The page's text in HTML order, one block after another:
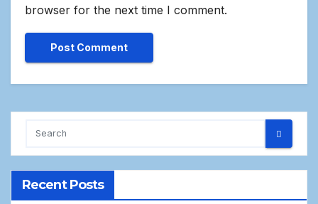
browser for the next time I comment.
Recent Posts